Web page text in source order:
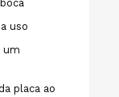
uso
um
placa ao